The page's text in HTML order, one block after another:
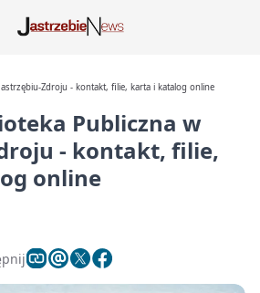
Zdroju - kontakt, filie, karta i katalog online
Publiczna w
- kontakt, filie,
online